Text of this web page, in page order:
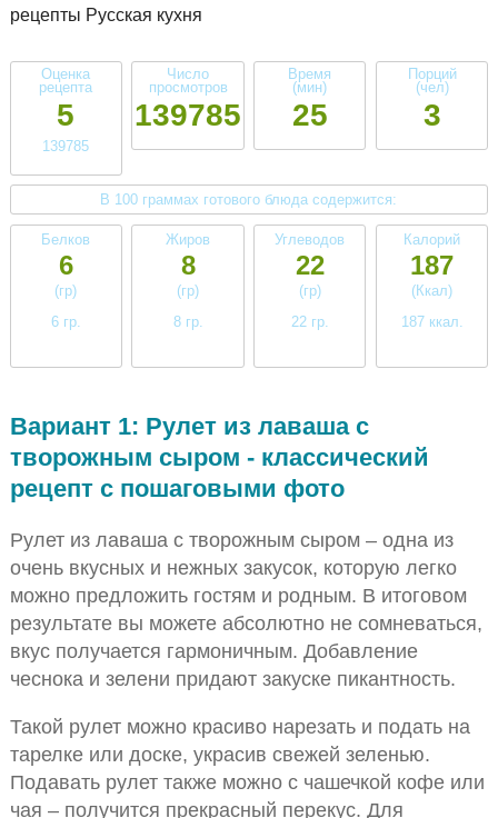
рецепты Русская кухня
Оценка
рецепта
5
139785
Число
просмотров
139785
Время
(мин)
25
Порций
(чел)
3
В 100 граммах готового блюда содержится:
Белков
6
(гр)
6 гр.
Жиров
8
(гр)
8 гр.
Углеводов
22
(гр)
22 гр.
Калорий
187
(Ккал)
187 ккал.
Вариант 1: Рулет из лаваша с
творожным сыром - классический
рецепт с пошаговыми фото
Рулет из лаваша с творожным сыром – одна из
очень вкусных и нежных закусок, которую легко
можно предложить гостям и родным. В итоговом
результате вы можете абсолютно не сомневаться,
вкус получается гармоничным. Добавление
чеснока и зелени придают закуске пикантность.
Такой рулет можно красиво нарезать и подать на
тарелке или доске, украсив свежей зеленью.
Подавать рулет также можно с чашечкой кофе или
чая – получится прекрасный перекус. Для